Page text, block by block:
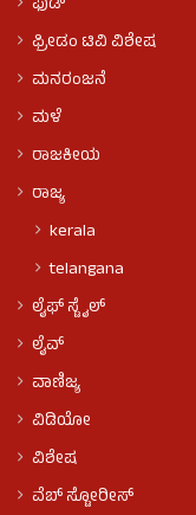
ಫ್ರೀಡಂ ಟಿವಿ ವಿಶೇಷ
ಮನರಂಜನೆ
ಮಳೆ
ರಾಜಕೀಯ
ರಾಜ್ಯ
kerala
telangana
ಲೈಫ್ ಸ್ಟೈಲ್
ಲೈವ್
ವಾಣಿಜ್ಯ
ವಿಡಿಯೋ
ವಿಶೇಷ
ವೆಬ್ ಸ್ಟೋರೀಸ್